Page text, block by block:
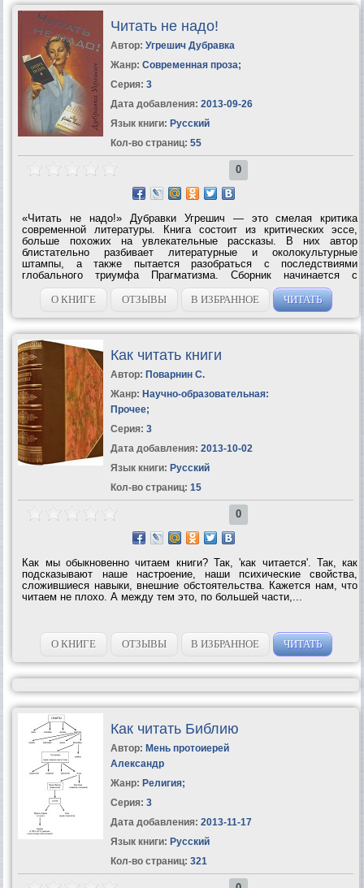
Читать не надо!
Автор: Угрешич Дубравка
Жанр: Современная проза;
Серия: 3
Дата добавления: 2013-09-26
Язык книги: Русский
Кол-во страниц: 55
0
«Читать не надо!» Дубравки Угрешич — это смелая критика
современной литературы. Книга состоит из критических эссе,
больше похожих на увлекательные рассказы. В них автор
блистательно разбивает литературные и околокультурные
штампы, а также пытается разобраться с последствиями
глобального триумфа Прагматизма. Сборник начинается с
остроумной критики книгоиздательского дела, от которой Угрешич
переходит к гораздо более серьезным...
О КНИГЕ ОТЗЫВЫ В ИЗБРАННОЕ ЧИТАТЬ
Как читать книги
Автор: Поварнин С.
Жанр: Научно-образовательная:
Прочее;
Серия: 3
Дата добавления: 2013-10-02
Язык книги: Русский
Кол-во страниц: 15
0
Как мы обыкновенно читаем книги? Так, 'как читается'. Так, как
подсказывают наше настроение, наши психические свойства,
сложившиеся навыки, внешние обстоятельства. Кажется нам, что
читаем не плохо. А между тем это, по большей части,...
О КНИГЕ ОТЗЫВЫ В ИЗБРАННОЕ ЧИТАТЬ
Как читать Библию
Автор: Мень протоиерей
Александр
Жанр: Религия;
Серия: 3
Дата добавления: 2013-11-17
Язык книги: Русский
Кол-во страниц: 321